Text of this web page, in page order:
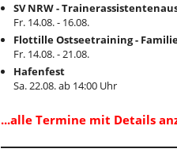
SV NRW -
Fr. 14.08. - 16.08.
Flottille Ostseetraining -
Fr. 14.08. - 21.08.
Hafenfest
Sa. 22.08. ab 14:00 Uhr
...alle Termine mit Details